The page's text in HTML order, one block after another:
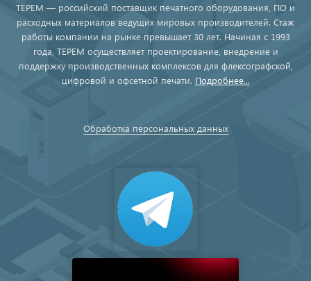
ТЕРЕМ — российский поставщик печатного оборудования, ПО и
расходных материалов ведущих мировых производителей. Стаж
работы компании на рынке превышает 30 лет. Начиная с 1993
года, ТЕРЕМ осуществляет проектирование, внедрение и
поддержку производственных комплексов для флексографской,
цифровой и офсетной печати. Подробнее...
Обработка персональных данных